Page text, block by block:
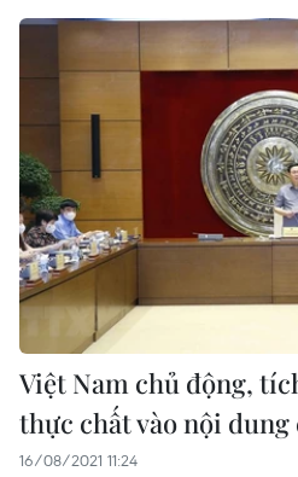
Việt Nam chủ động,
thực chất vào nội dung
16/08/2021 11:24